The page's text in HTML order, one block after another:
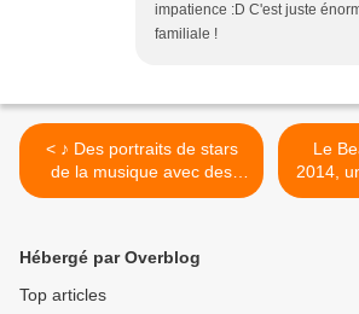
impatience :D C'est juste
familiale !
< ♪ Des portraits de stars
de la musique avec des
corn flakes pour un réveil
Le
2014,
Hébergé par Overblog
Top articles